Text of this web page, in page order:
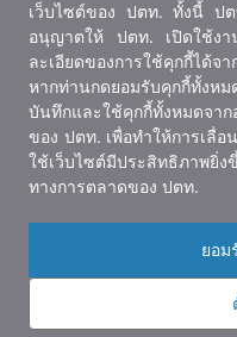
เว็บไซต์ของ ปตท. ทั้งนี้ ปต
อนุญาตให้ ปตท. เปิดใช้งา
ละเอียดของการใช้คุกกี้ได้จา
หากท่านกดยอมรับคุกกี้ทั้งห
บันทึกและใช้คุกกี้ทั้งหมดจา
ของ ปตท. เพื่อทำให้การเลื่อ
ใช้เว็บไซต์มีประสิทธิภาพยิ่ง
ทางการตลาดของ ปตท.
ยอม